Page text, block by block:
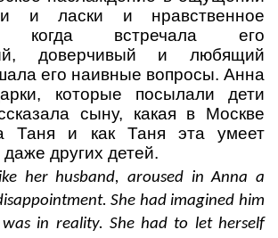
и ласки и нравственное
когда встречала его
доверчивый и любящий
его наивные вопросы. Анна
которые посылали дети
сыну, какая в Москве
Таня и как Таня эта умеет
даже других детей.
her husband, aroused in Anna a
She had imagined him
in reality. She had to let herself